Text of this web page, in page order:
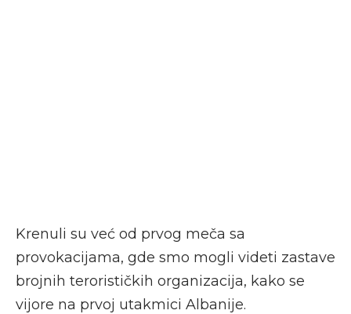
Krenuli su već od prvog meča sa
provokacijama, gde smo mogli videti zastave
brojnih terorističkih organizacija, kako se
vijore na prvoj utakmici Albanije.